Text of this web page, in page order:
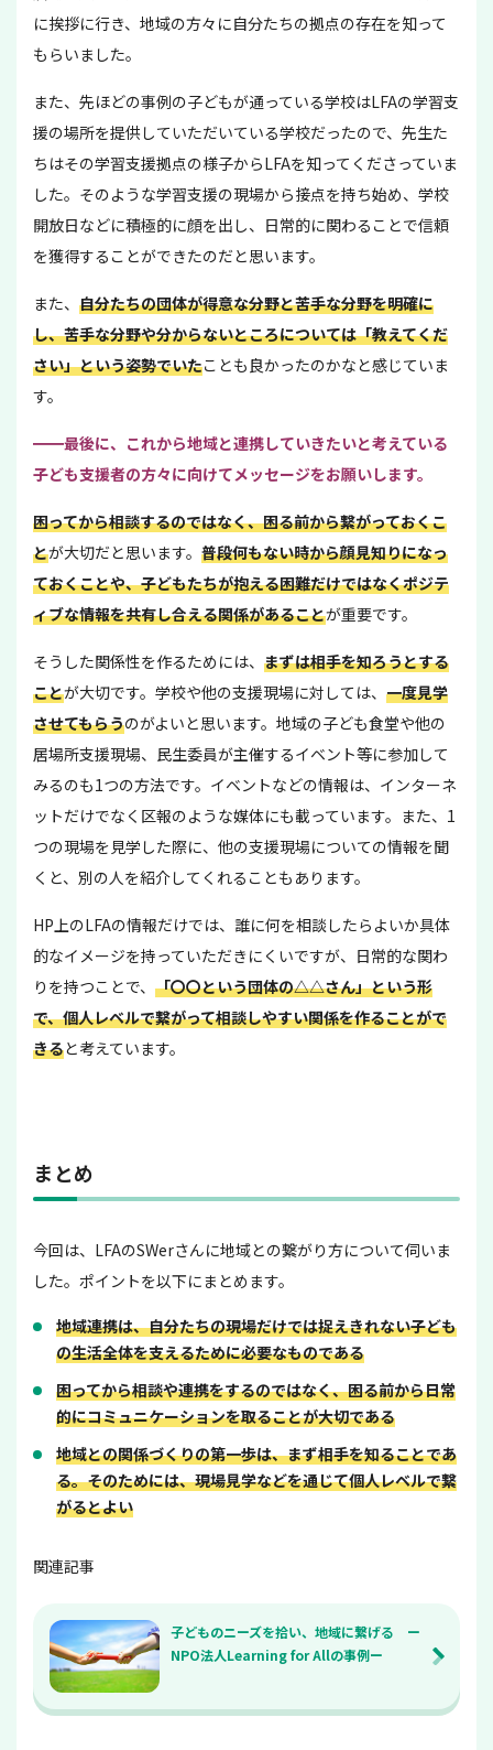
に挨拶に行き、地域の方々に自分たちの拠点の存在を知って
もらいました。
また、先ほどの事例の子どもが通っている学校はLFAの学習支
援の場所を提供していただいている学校だったので、先生た
ちはその学習支援拠点の様子からLFAを知ってくださっていま
した。そのような学習支援の現場から接点を持ち始め、学校
開放日などに積極的に顔を出し、日常的に関わることで信頼
を獲得することができたのだと思います。
また、 自分たちの団体が得意な分野と苦手な分野を明確に
し、苦手な分野や分からないところについては「教えてくだ
さい」という姿勢でいたことも良かったのかなと感じていま
す。
━━最後に、これから地域と連携していきたいと考えている
子ども支援者の方々に向けてメッセージをお願いします。
困ってから相談するのではなく、困る前から繋がっておくこ
とが大切だと思います。 普段何もない時から顔見知りになっ
ておくことや、子どもたちが抱える困難だけではなくポジテ
ィブな情報を共有し合える関係があることが重要です。
そうした関係性を作るためには、 まずは相手を知ろうとする
ことが大切です。学校や他の支援現場に対しては、 一度見学
させてもらうのがよいと思います。地域の子ども食堂や他の
居場所支援現場、民生委員が主催するイベント等に参加して
みるのも1つの方法です。イベントなどの情報は、インターネ
ットだけでなく区報のような媒体にも載っています。また、1
つの現場を見学した際に、他の支援現場についての情報を聞
くと、別の人を紹介してくれることもあります。
HP上のLFAの情報だけでは、誰に何を相談したらよいか具体
的なイメージを持っていただきにくいですが、日常的な関わ
りを持つことで、 「〇〇という団体の△△さん」という形
で、個人レベルで繋がって相談しやすい関係を作ることがで
きると考えています。
まとめ
今回は、LFAのSWerさんに地域との繋がり方について伺いま
した。ポイントを以下にまとめます。
地域連携は、自分たちの現場だけでは捉えきれない子ども
の生活全体を支えるために必要なものである
困ってから相談や連携をするのではなく、困る前から日常
的にコミュニケーションを取ることが大切である
地域との関係づくりの第一歩は、まず相手を知ることであ
る。そのためには、現場見学などを通じて個人レベルで繋
がるとよい
関連記事
子どものニーズを拾い、地域に繋げる ー
NPO法人Learning for Allの事例ー